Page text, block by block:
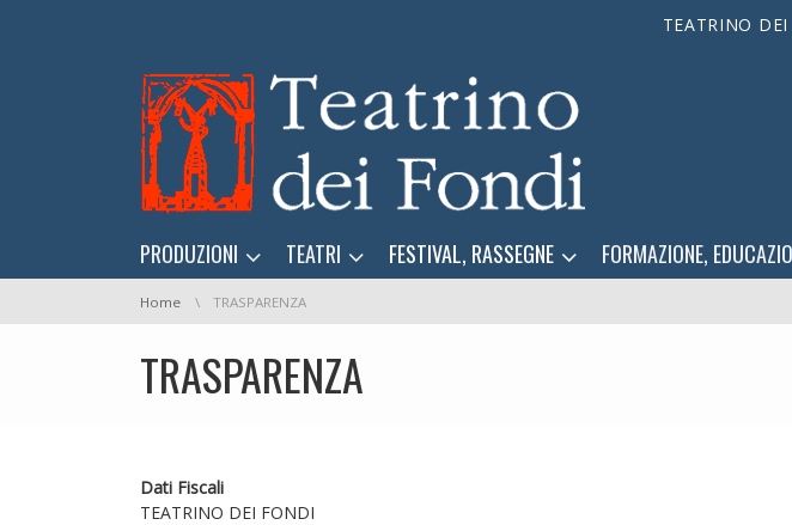
TEATRINO
Skip navigation
PRODUZIONI TEATRI FESTIVAL, RASSEGNE FORMAZIONE,
You are here:
Home TRASPARENZA
TRASPARENZA
Dati Fiscali
TEATRINO DEI FONDI